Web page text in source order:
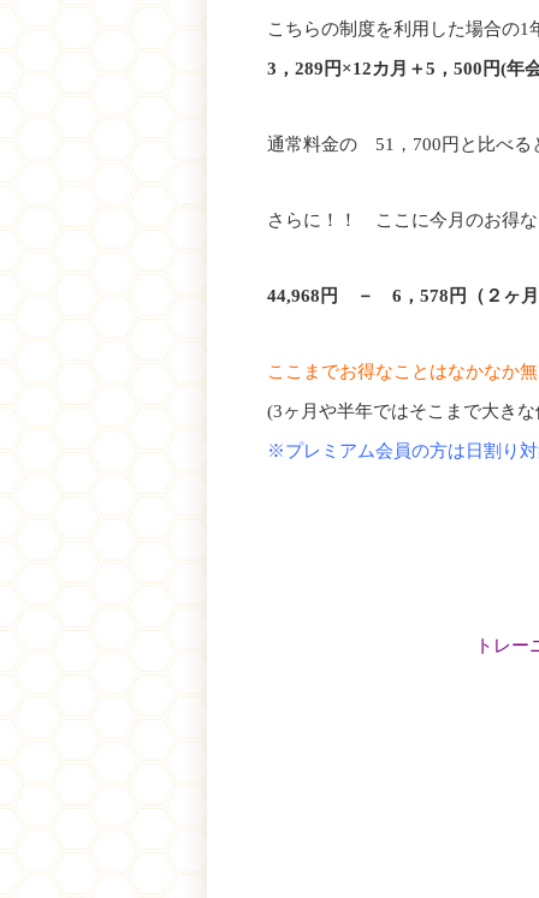
こちらの制度を利用した場合の1
3，289円×12カ月＋5，500円(
通常料金の 51，700円と比べる
さらに！！ ここに今月のお得
44,968円 － 6，578円（２
ここまでお得なことはなかなか
(3ヶ月や半年ではそこまで大き
※プレミアム会員の方は日割り
トレー